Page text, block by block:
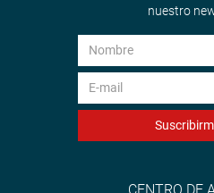
nuestro
CENTRO DE